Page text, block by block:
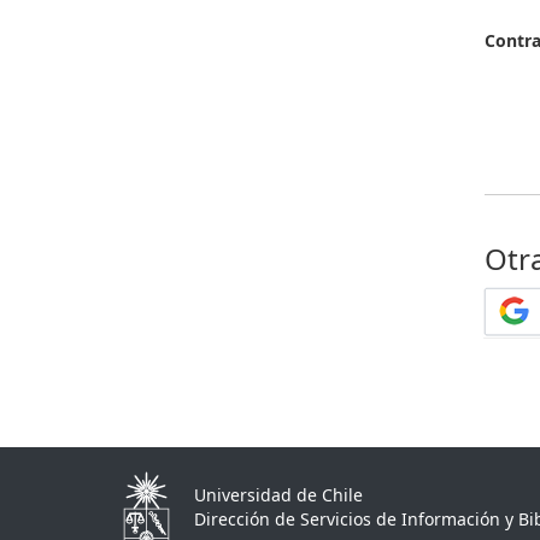
Universidad de Chile
Dirección de Servicios de Información y